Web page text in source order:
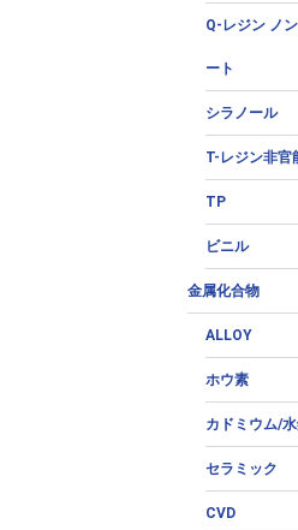
Q-レジン ノ
ート
シラノール
T-レジン非官
TP
ビニル
金属化合物
ALLOY
ホウ素
カドミウム/
セラミック
CVD